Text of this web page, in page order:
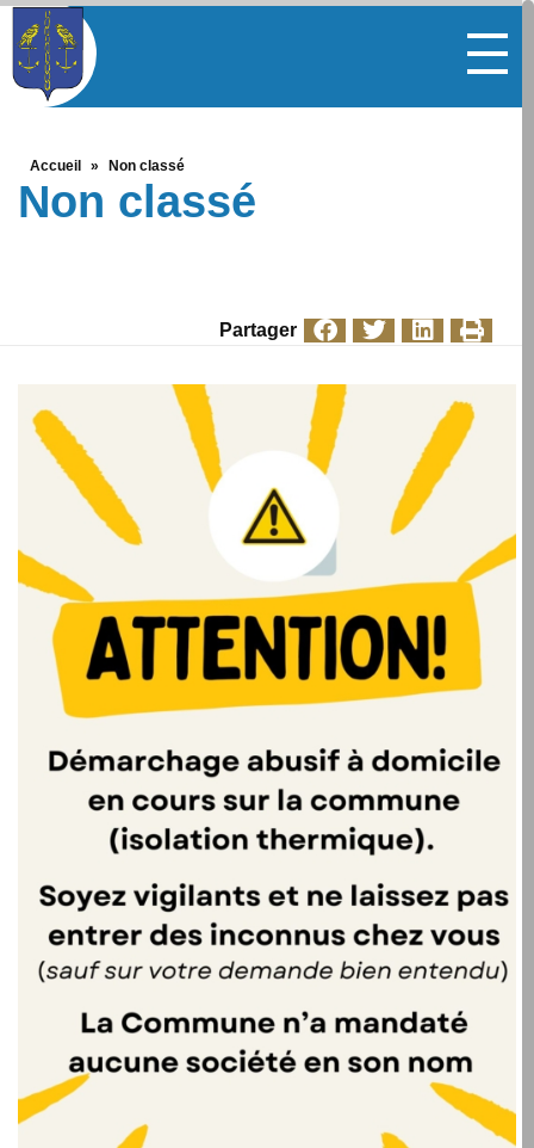
Accueil » Non classé
Non classé
Partager